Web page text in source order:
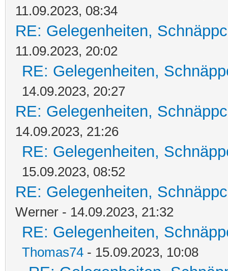
11.09.2023, 08:34
RE: Gelegenheiten,
11.09.2023, 20:02
RE: Gelegenheiten,
14.09.2023, 20:27
RE: Gelegenheiten,
14.09.2023, 21:26
RE: Gelegenheiten,
15.09.2023, 08:52
RE: Gelegenheiten,
Werner - 14.09.2023, 21:32
RE: Gelegenheiten,
Thomas74 - 15.09.2023, 10:08